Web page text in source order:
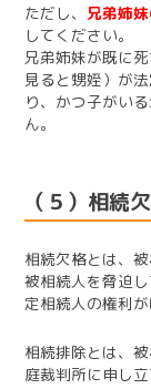
ただし、 兄弟姉
してください。
兄弟姉妹が既に
見ると甥姪）が
り、かつ子がい
ん。
（５）相続
相続欠格とは、
被相続人を脅迫
定相続人の権利が
相続排除とは、
庭裁判所に申し